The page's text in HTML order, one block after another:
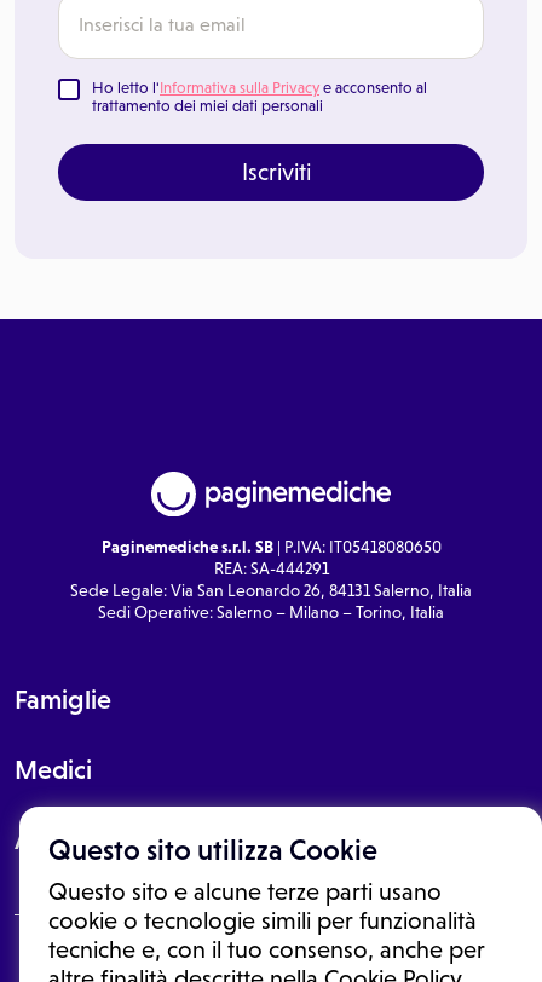
Questo sito utilizza Cookie
Questo sito e alcune terze parti usano
cookie o tecnologie simili per funzionalità
tecniche e, con il tuo consenso, anche per
Ho letto l'Informativa sulla Privacy e acconsento al
trattamento dei miei dati personali
Iscriviti
Paginemediche s.r.l. SB| P.IVA: IT05418080650
REA: SA-444291
Sede Legale: Via San Leonardo 26, 84131 Salerno, Italia
Sedi Operative: Salerno – Milano – Torino, Italia
Famiglie
Medici
About
Le informazioni proposte in questo sito non sono un consulto medico.